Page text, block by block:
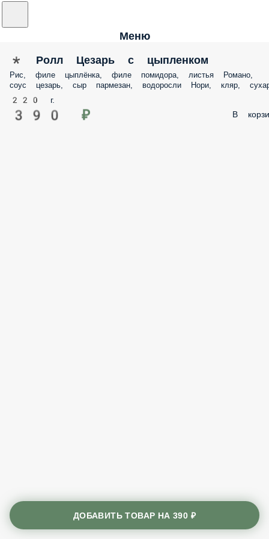
Меню
* Ролл Цезарь с цыпленком
Рис, филе цыплёнка, филе помидора, листья Романо, соус цезарь,
пармезан, водоросли Нори, кляр, сухари.
220 г.
390 ₽ В
ДОБАВИТЬ ТОВАР НА390 ₽